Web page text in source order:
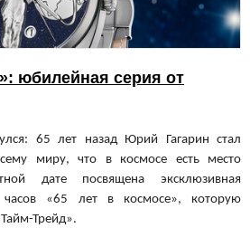
юбилейная серия от
65 лет назад Юрий Гагарин стал
миру, что в космосе есть место
дате посвящена эксклюзивная
часов «65 лет в космосе», которую
Трейд».